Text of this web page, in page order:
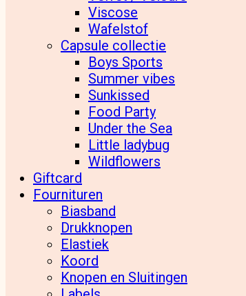
Viscose
Wafelstof
Capsule collectie
Boys Sports
Summer vibes
Sunkissed
Food Party
Under the Sea
Little ladybug
Wildflowers
Giftcard
Fournituren
Biasband
Drukknopen
Elastiek
Koord
Knopen en Sluitingen